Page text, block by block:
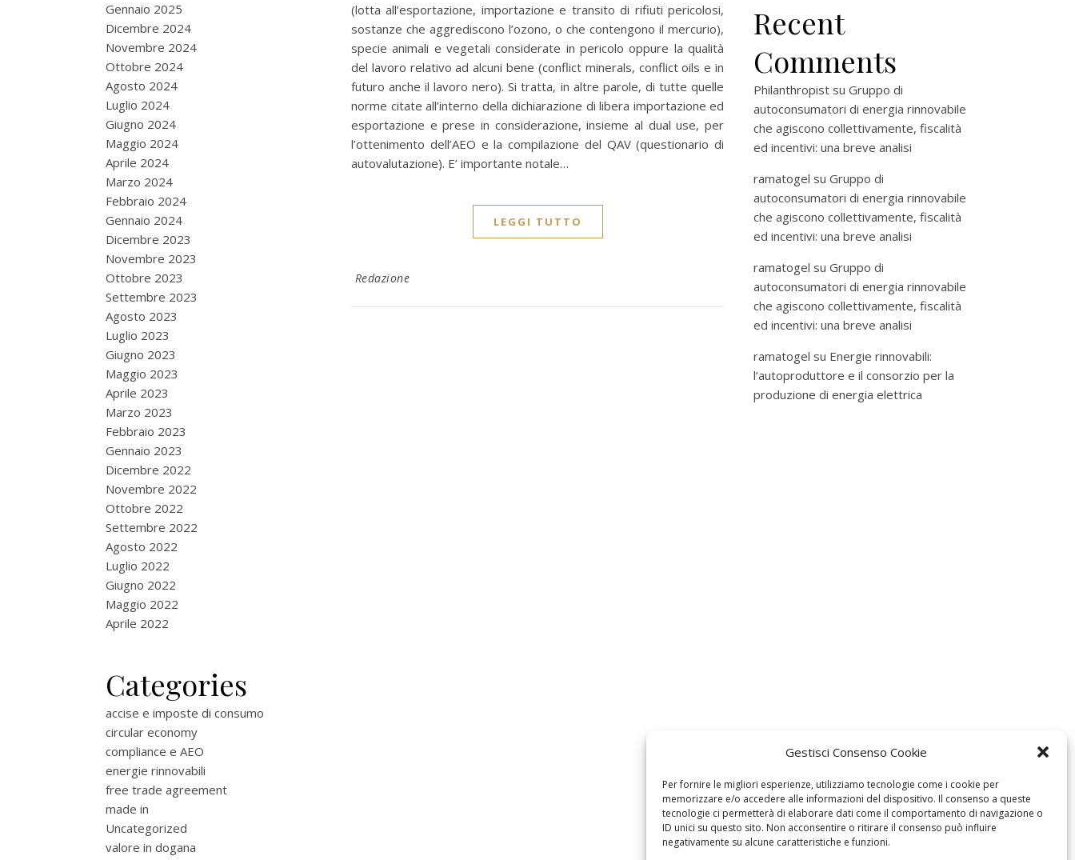
Gestisci Consenso Cookie
Per fornire le migliori esperienze, utilizziamo tecnologie come i cookie per
memorizzare e/o accedere alle informazioni del dispositivo. Il consenso a queste
tecnologie ci permetterà di elaborare dati come il comportamento di navigazione o
ID unici su questo sito. Non acconsentire o ritirare il consenso può influire
negativamente su alcune caratteristiche e funzioni.
Gennaio 2025
Dicembre 2024
Novembre 2024
Ottobre 2024
Agosto 2024
Luglio 2024
Giugno 2024
Maggio 2024
Aprile 2024
Marzo 2024
Febbraio 2024
Gennaio 2024
Dicembre 2023
Novembre 2023
Ottobre 2023
Settembre 2023
Agosto 2023
Luglio 2023
Giugno 2023
Maggio 2023
Aprile 2023
Marzo 2023
Febbraio 2023
Gennaio 2023
Dicembre 2022
Novembre 2022
Ottobre 2022
Settembre 2022
Agosto 2022
Luglio 2022
Giugno 2022
Maggio 2022
Aprile 2022
Categories
accise e imposte di consumo
circular economy
compliance e AEO
energie rinnovabili
free trade agreement
made in
Uncategorized
valore in dogana
(lotta all’esportazione, importazione e transito di rifiuti pericolosi,
sostanze che aggrediscono l’ozono, o che contengono il mercurio),
specie animali e vegetali considerate in pericolo oppure la qualità
del lavoro relativo ad alcuni bene (conflict minerals, conflict oils e in
futuro anche il lavoro nero). Si tratta, in altre parole, di tutte quelle
norme citate all’interno della dichiarazione di libera importazione ed
esportazione e prese in considerazione, insieme al dual use, per
l’ottenimento dell’AEO e la compilazione del QAV (questionario di
autovalutazione). E’ importante notale…
LEGGI TUTTO
Redazione
Recent
Comments
Philanthropist su Gruppo di
autoconsumatori di energia rinnovabile
che agiscono collettivamente, fiscalità
ed incentivi: una breve analisi
ramatogel su Gruppo di
autoconsumatori di energia rinnovabile
che agiscono collettivamente, fiscalità
ed incentivi: una breve analisi
ramatogel su Gruppo di
autoconsumatori di energia rinnovabile
che agiscono collettivamente, fiscalità
ed incentivi: una breve analisi
ramatogel su Energie rinnovabili:
l’autoproduttore e il consorzio per la
produzione di energia elettrica